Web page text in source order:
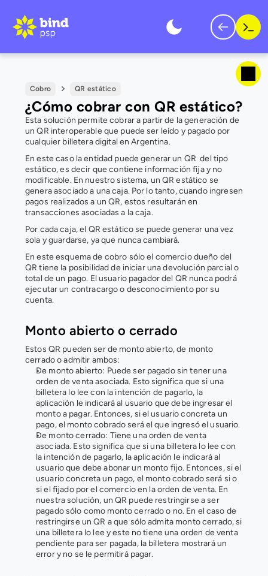
Cobro QR estático
¿Cómo cobrar con QR estático?
Esta solución permite cobrar a partir de la generación de
un QR interoperable que puede ser leído y pagado por
cualquier billetera digital en Argentina.
En este caso la entidad puede generar un QR  del tipo
estático, es decir que contiene información fija y no
modificable. En nuestro sistema, un QR estático se
genera asociado a una caja. Por lo tanto, cuando ingresen
pagos realizados a un QR, estos resultarán en
transacciones asociadas a la caja.
Por cada caja, el QR estático se puede generar una vez
sola y guardarse, ya que nunca cambiará.
En este esquema de cobro sólo el comercio dueño del
QR tiene la posibilidad de iniciar una devolución parcial o
total de un pago. El usuario pagador del QR nunca podrá
ejecutar un contracargo o desconocimiento por su
cuenta.
Monto abierto o cerrado
Estos QR pueden ser de monto abierto, de monto
cerrado o admitir ambos:
De monto abierto: Puede ser pagado sin tener una
orden de venta asociada. Esto significa que si una
billetera lo lee con la intención de pagarlo, la
aplicación le indicará al usuario que debe ingresar el
monto a pagar. Entonces, si el usuario concreta un
pago, el monto cobrado será el que ingresó el usuario.
De monto cerrado: Tiene una orden de venta
asociada. Esto significa que si una billetera lo lee con
la intención de pagarlo, la aplicación le indicará al
usuario que debe abonar un monto fijo. Entonces, si el
usuario concreta un pago, el monto cobrado será si o
si el fijado por el comercio en la orden de venta. En
nuestra solución, un QR puede restringirse a ser
pagado sólo como monto cerrado o no. En el caso de
restringirse un QR a que sólo admita monto cerrado, si
una billetera lo lee y este no tiene una orden de venta
pendiente para ser pagada, la billetera mostrará un
error y no se le permitirá pagar.